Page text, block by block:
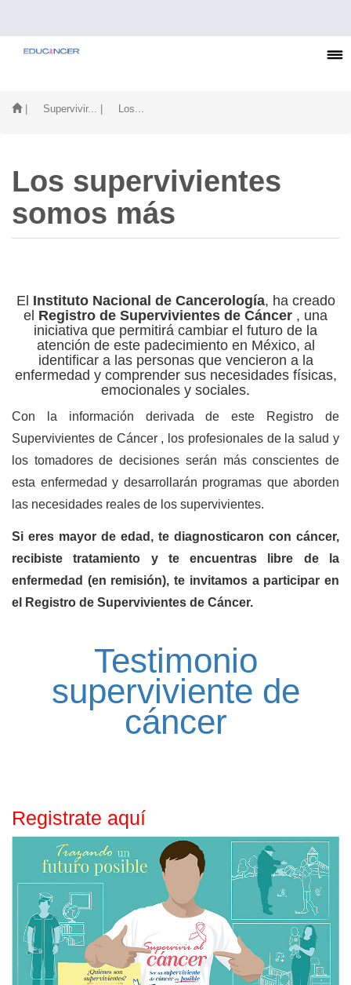
| Supervivir... | Los...
Los supervivientes
somos más
El Instituto Nacional de Cancerología, ha creado
el Registro de Supervivientes de Cáncer , una
iniciativa que permitirá cambiar el futuro de la
atención de este padecimiento en México, al
identificar a las personas que vencieron a la
enfermedad y comprender sus necesidades físicas,
emocionales y sociales.
Con la información derivada de este Registro de
Supervivientes de Cáncer , los profesionales de la salud y
los tomadores de decisiones serán más conscientes de
esta enfermedad y desarrollarán programas que aborden
las necesidades reales de los supervivientes.
Si eres mayor de edad, te diagnosticaron con cáncer,
recibiste tratamiento y te encuentras libre de la
enfermedad (en remisión), te invitamos a participar en
el Registro de Supervivientes de Cáncer.
Testimonio
superviviente de
cáncer
Registrate aquí